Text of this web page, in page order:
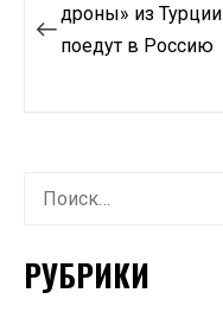
по
записям
дроны» из Турции
поедут в Россию
Найти:
РУБРИКИ